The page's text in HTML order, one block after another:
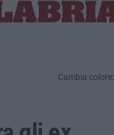
Cambia colore: